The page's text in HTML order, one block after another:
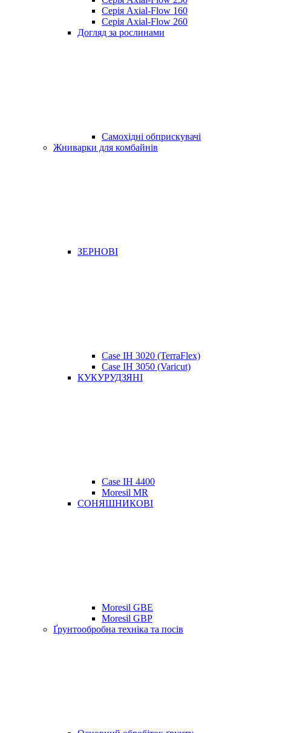
Серія Axial-Flow 160
Серія Axial-Flow 260
Догляд за рослинами
Самохідні обприскувачі
Жниварки для комбайнів
ЗЕРНОВІ
Case IH 3020 (TerraFlex)
Case IH 3050 (Varicut)
КУКУРУДЗЯНІ
Case IH 4400
Moresil MR
СОНЯШНИКОВІ
Moresil GBE
Moresil GBP
Ґрунтообробна техніка та посів